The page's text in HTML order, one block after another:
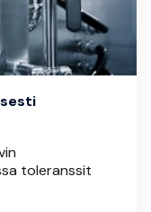
toleranssit